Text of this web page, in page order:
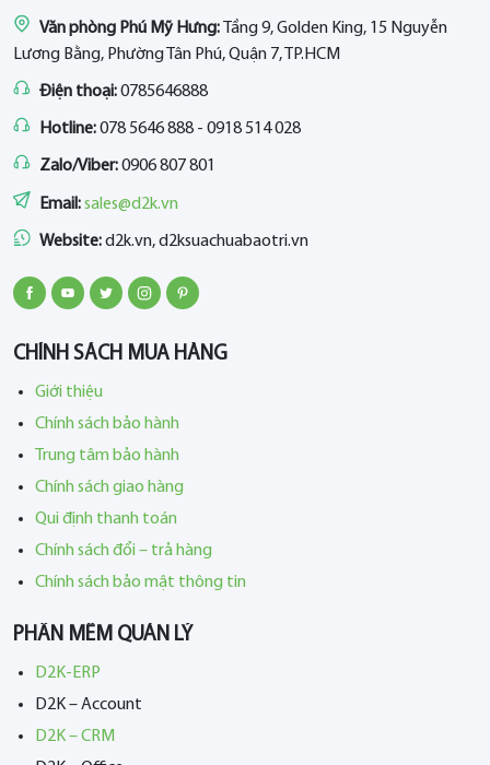
Văn phòng Phú Mỹ Hưng:Tầng 9, Golden King, 15 Nguyễn
Lương Bằng, Phường Tân Phú, Quận 7, TP.HCM
Điện thoại:0785646888
Hotline:078 5646 888 - 0918 514 028
Zalo/Viber:0906 807 801
Email:sales@d2k.vn
Website:d2k.vn, d2ksuachuabaotri.vn
CHÍNH SÁCH MUA HÀNG
Giới thiệu
Chính sách bảo hành
Trung tâm bảo hành
Chính sách giao hàng
Qui định thanh toán
Chính sách đổi – trả hàng
Chính sách bảo mật thông tin
PHẦN MỀM QUẢN LÝ
D2K-ERP
D2K – Account
D2K – CRM